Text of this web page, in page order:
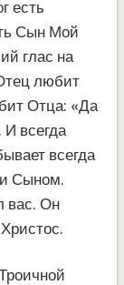
есть
Сын Мой
глас на
любит
Отца: «Да
всегда
всегда
Сыном.
вас. Он